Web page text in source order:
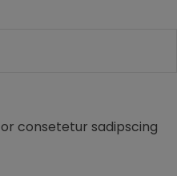
consetetur sadipscing